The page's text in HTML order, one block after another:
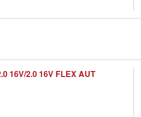
16V/2.0 16V FLEX AUT